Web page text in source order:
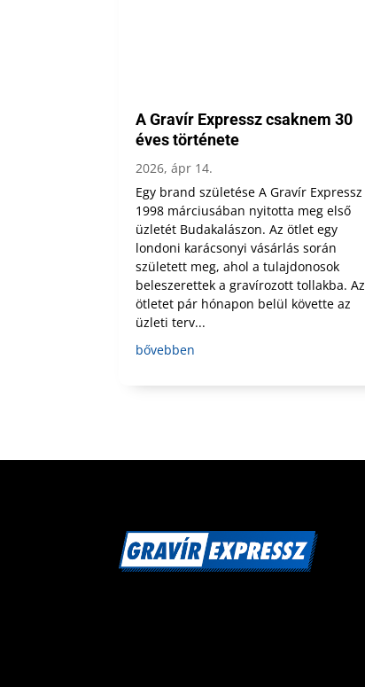
A Gravír Expressz csaknem 30
éves története
2026, ápr 14.
Egy brand születése A Gravír Expressz
1998 márciusában nyitotta meg első
üzletét Budakalászon. Az ötlet egy
londoni karácsonyi vásárlás során
született meg, ahol a tulajdonosok
beleszerettek a gravírozott tollakba. Az
ötletet pár hónapon belül követte az
üzleti terv...
bővebben